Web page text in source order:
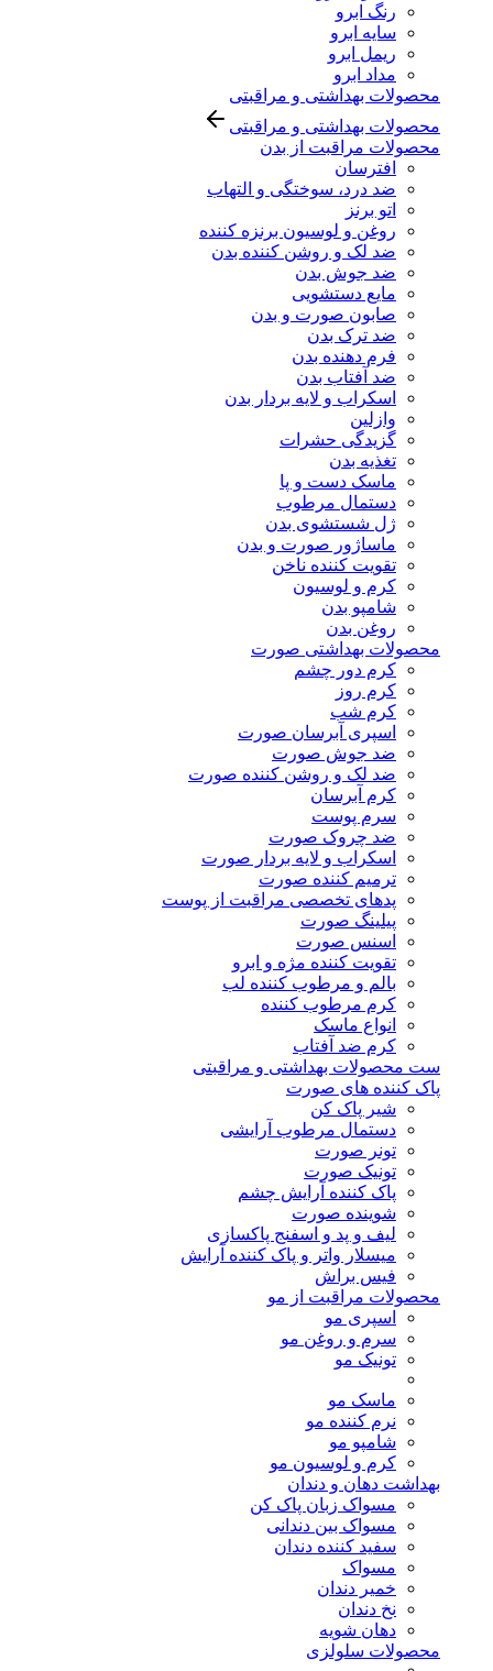
رنگ ابرو
سایه ابرو
ریمل ابرو
مداد ابرو
محصولات بهداشتی و مراقبتی
محصولات بهداشتی و مراقبتی
محصولات مراقبت از بدن
افترسان
ضد درد، سوختگی و التهاب
اتو برنز
روغن و لوسیون برنزه کننده
ضد لک و روشن کننده بدن
ضد جوش بدن
مایع دستشویی
صابون صورت و بدن
ضد ترک بدن
فرم دهنده بدن
ضد آفتاب بدن
اسکراب و لایه بردار بدن
وازلین
گزیدگی حشرات
تغذیه بدن
ماسک دست و پا
دستمال مرطوب
ژل شستشوی بدن
ماساژور صورت و بدن
تقویت کننده ناخن
کرم و لوسیون
شامپو بدن
روغن بدن
محصولات بهداشتی صورت
کرم دور چشم
کرم روز
کرم شب
اسپری آبرسان صورت
ضد جوش صورت
ضد لک و روشن کننده صورت
کرم آبرسان
سرم پوست
ضد چروک صورت
اسکراب و لایه بردار صورت
ترمیم کننده صورت
پدهای تخصصی مراقبت از پوست
پیلینگ صورت
اسنس صورت
تقویت کننده مژه و ابرو
بالم و مرطوب کننده لب
کرم مرطوب کننده
انواع ماسک
کرم ضد آفتاب
ست محصولات بهداشتی و مراقبتی
پاک کننده های صورت
شیر پاک کن
دستمال مرطوب آرایشی
تونر صورت
تونیک صورت
پاک کننده آرایش چشم
شوینده صورت
لیف و پد و اسفنج پاکسازی
میسلار واتر و پاک کننده آرایش
فیس براش
محصولات مراقبت از مو
اسپری مو
سرم و روغن مو
تونیک مو
ماسک مو
نرم کننده مو
شامپو مو
کرم و لوسیون مو
بهداشت دهان و دندان
مسواک زبان پاک کن
مسواک بین دندانی
سفید کننده دندان
مسواک
خمیر دندان
نخ دندان
دهان شویه
محصولات سلولزی